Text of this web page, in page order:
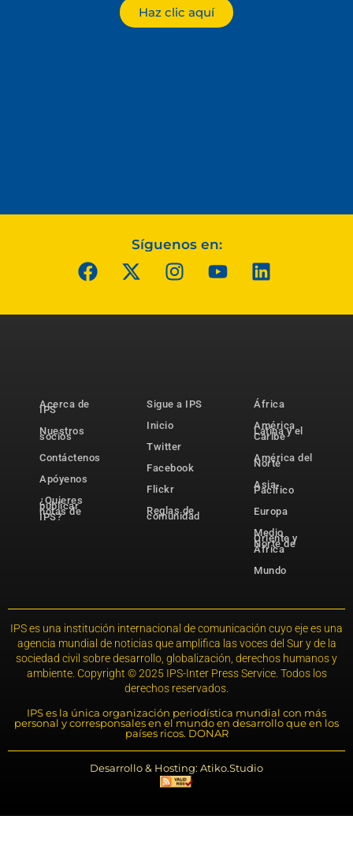
Haz clic aquí
Síguenos en:
Acerca de
IPS
Nuestros
socios
Contáctenos
Apóyenos
¿Quieres
publicar
notas de
IPS?
Sigue a IPS
Inicio
Twitter
Facebook
Flickr
Reglas de
comunidad
África
América
Latina y el
Caribe
América del
Norte
Asia-
Pacífico
Europa
Medio
Oriente y
Norte de
África
Mundo
IPS es una institución internacional de comunicación cuyo eje es una
agencia mundial de noticias que amplifica las voces del Sur y de la
sociedad civil sobre desarrollo, globalización, derechos humanos y
ambiente. Copyright © 2025 IPS-Inter Press Service. Todos los
derechos reservados.
IPS es la única organización periodística mundial con más
personal y corresponsales en el mundo en desarrollo que en los
países ricos. DONAR
Desarrollo & Hosting: Atiko.Studio